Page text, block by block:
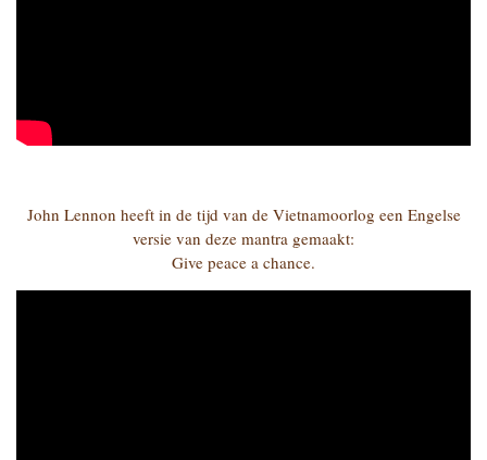
John Lennon heeft in de tijd van de Vietnamoorlog een Engelse
versie van deze mantra gemaakt:
Give peace a chance.